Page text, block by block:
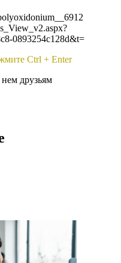
0893254c128d&t=
Ctrl + Enter
друзьям